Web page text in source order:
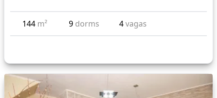
144 m² 9 dorms 4vagas